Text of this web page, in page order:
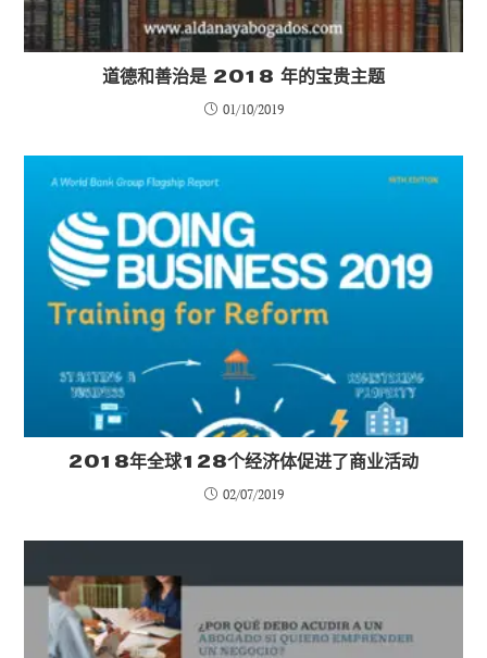
道德和善治是 2018 年的宝贵主题
01/10/2019
2018年全球128个经济体促进了商业活动
02/07/2019